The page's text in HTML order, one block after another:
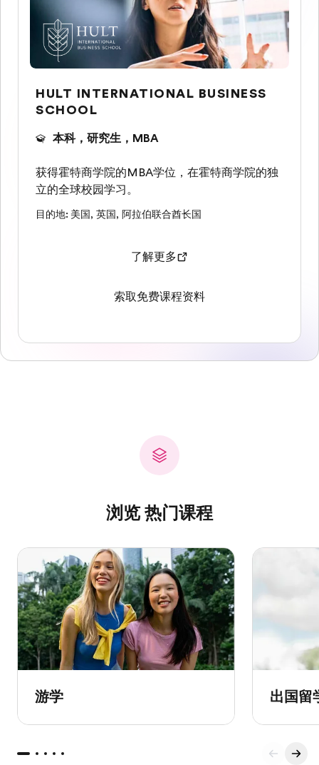
HULT INTERNATIONAL BUSINESS
SCHOOL
本科，研究生，MBA
获得霍特商学院的MBA学位，在霍特商学院的独
立的全球校园学习。
目的地: 美国, 英国, 阿拉伯联合酋长国
了解更多
索取免费课程资料
浏览 热门课程
游学 出国留